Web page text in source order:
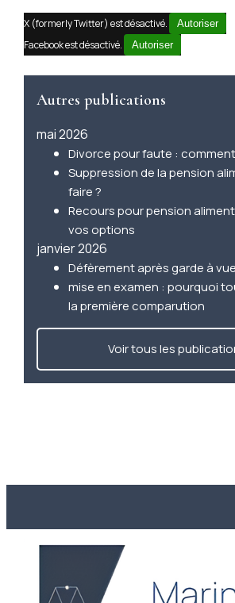
X (formerly Twitter) est désactivé. Autoriser
Facebook est désactivé. Autoriser
Autres publications
mai 2026
Divorce pour faute :
Suppression de la pension
faire ?
Recours pour pension
vos options
janvier 2026
Défèrement après garde à
mise en examen : pourquoi
la première comparution
Voir tous les